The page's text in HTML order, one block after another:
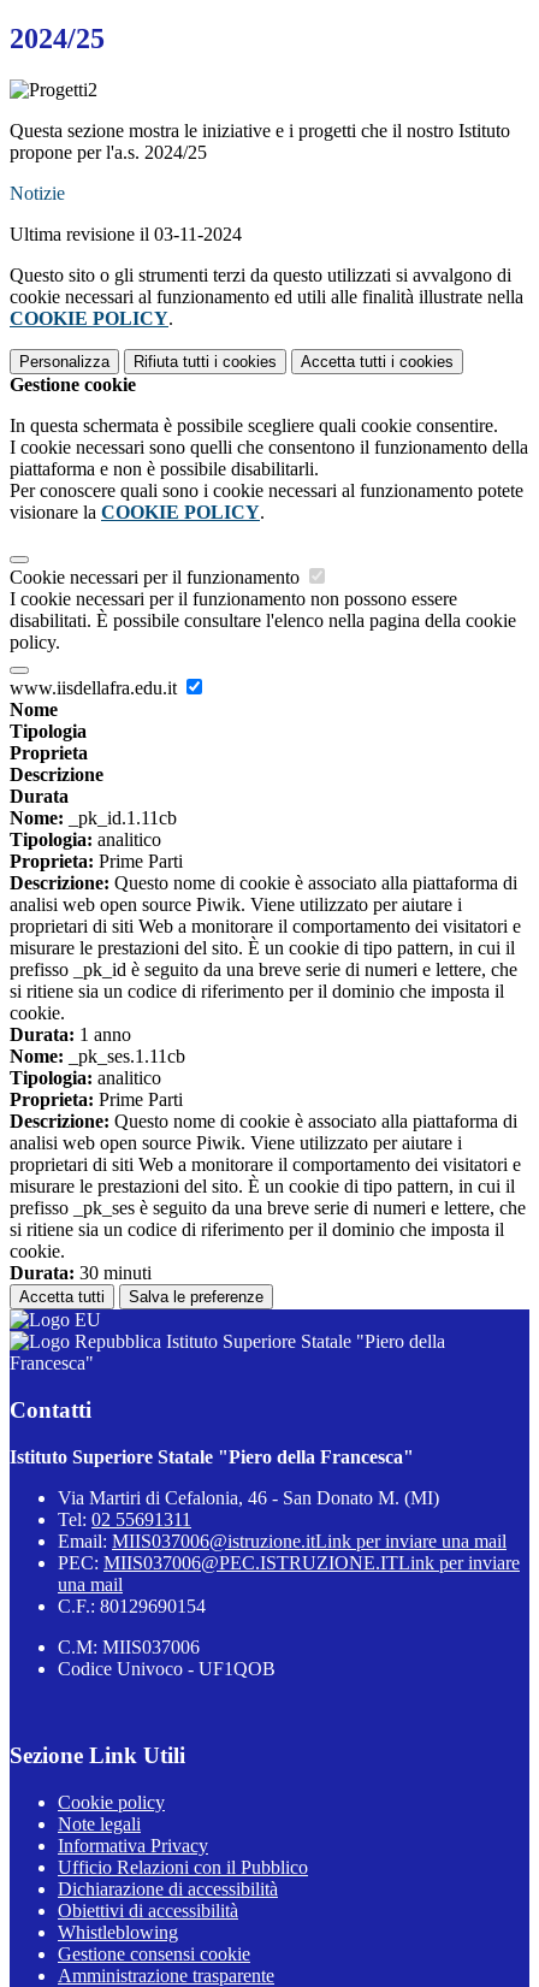
2024/25
Questa sezione mostra le iniziative e i progetti che il nostro Istituto
propone per l'a.s. 2024/25
Notizie
Ultima revisione il 03-11-2024
Questo sito o gli strumenti terzi da questo utilizzati si avvalgono di
cookie necessari al funzionamento ed utili alle finalità illustrate nella
COOKIE POLICY.
Personalizza Rifiuta tutti i cookies Accetta tutti i cookies
Gestione cookie
In questa schermata è possibile scegliere quali cookie consentire.
I cookie necessari sono quelli che consentono il funzionamento della
piattaforma e non è possibile disabilitarli.
Per conoscere quali sono i cookie necessari al funzionamento potete
visionare la COOKIE POLICY.
Cookie necessari per il funzionamento
I cookie necessari per il funzionamento non possono essere
disabilitati. È possibile consultare l'elenco nella pagina della cookie
policy.
www.iisdellafra.edu.it
Nome
Tipologia
Proprieta
Descrizione
Durata
Nome: _pk_id.1.11cb
Tipologia: analitico
Proprieta: Prime Parti
Descrizione: Questo nome di cookie è associato alla piattaforma di
analisi web open source Piwik. Viene utilizzato per aiutare i
proprietari di siti Web a monitorare il comportamento dei visitatori e
misurare le prestazioni del sito. È un cookie di tipo pattern, in cui il
prefisso _pk_id è seguito da una breve serie di numeri e lettere, che
si ritiene sia un codice di riferimento per il dominio che imposta il
cookie.
Durata: 1 anno
Nome: _pk_ses.1.11cb
Tipologia: analitico
Proprieta: Prime Parti
Descrizione: Questo nome di cookie è associato alla piattaforma di
analisi web open source Piwik. Viene utilizzato per aiutare i
proprietari di siti Web a monitorare il comportamento dei visitatori e
misurare le prestazioni del sito. È un cookie di tipo pattern, in cui il
prefisso _pk_ses è seguito da una breve serie di numeri e lettere, che
si ritiene sia un codice di riferimento per il dominio che imposta il
cookie.
Durata: 30 minuti
Accetta tutti Salva le preferenze
Istituto Superiore Statale "Piero della
Francesca"
Contatti
Istituto Superiore Statale "Piero della Francesca"
Via Martiri di Cefalonia, 46 - San Donato M. (MI)
Tel: 02 55691311
Email: MIIS037006@istruzione.itLink per inviare una mail
PEC: MIIS037006@PEC.ISTRUZIONE.ITLink per inviare
una mail
C.F.: 80129690154
C.M: MIIS037006
Codice Univoco - UF1QOB
Sezione Link Utili
Cookie policy
Note legali
Informativa Privacy
Ufficio Relazioni con il Pubblico
Dichiarazione di accessibilità
Obiettivi di accessibilità
Whistleblowing
Gestione consensi cookie
Amministrazione trasparente